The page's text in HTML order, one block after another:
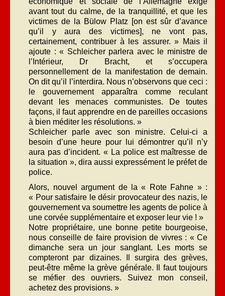
avant tout du calme, de la tranquillité, et que les
victimes de la Bülow Platz [on est sûr d’avance
qu’il y aura des victimes], ne vont pas,
certainement, contribuer à les assurer. » Mais il
ajoute : « Schleicher parlera avec le ministre de
l’Intérieur, Dr Bracht, et s’occupera
personnellement de la manifestation de demain.
On dit qu’il l’interdira. Nous n’observons que ceci :
le gouvernement apparaîtra comme reculant
devant les menaces communistes. De toutes
façons, il faut apprendre en de pareilles occasions
à bien méditer les résolutions. »
Schleicher parle avec son ministre. Celui-ci a
besoin d’une heure pour lui démontrer qu’il n’y
aura pas d’incident. « La police est maîtresse de
la situation », dira aussi expressément le préfet de
police.
Alors, nouvel argument de la « Rote Fahne » :
« Pour satisfaire le désir provocateur des nazis, le
gouvernement va soumettre les agents de police à
une corvée supplémentaire et exposer leur vie ! »
Notre propriétaire, une bonne petite bourgeoise,
nous conseille de faire provision de vivres : « Ce
dimanche sera un jour sanglant. Les morts se
compteront par dizaines. Il surgira des grèves,
peut-être même la grève générale. Il faut toujours
se méfier des ouvriers. Suivez mon conseil,
achetez des provisions. »